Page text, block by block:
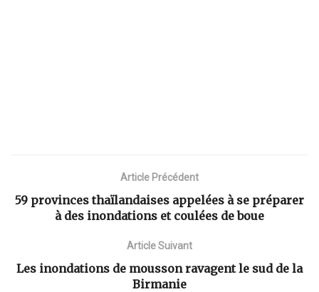
Article Précédent
59 provinces thaïlandaises appelées à se préparer
à des inondations et coulées de boue
Article Suivant
Les inondations de mousson ravagent le sud de la
Birmanie